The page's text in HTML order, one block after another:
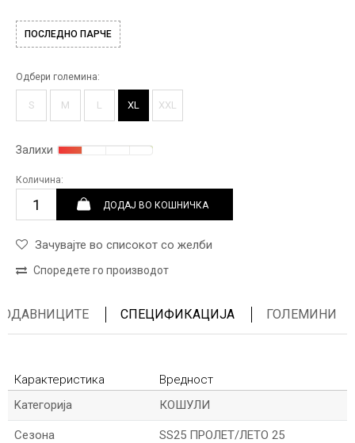
ПОСЛЕДНО ПАРЧЕ
Одбери големина:
S M L XL XXL
Залихи
Количина:
ДОДАЈ ВО КОШНИЧКА
Зачувајте во списокот со желби
Споредете го производот
СПЕЦИФИКАЦИЈА ГОЛЕМИНИ
Карактеристика
Вредност
Kатегорија
КОШУЛИ
Сезона SS25 ПРОЛЕТ/ЛЕТО 25